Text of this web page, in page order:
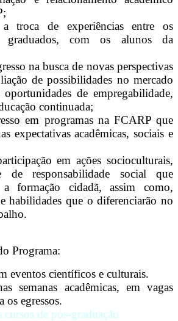
a troca de experiências entre os
graduados, com os alunos da
na busca de novas perspectivas
de possibilidades no mercado
de empregabilidade,
continuada;
em programas na FCARP que
expectativas acadêmicas, sociais e
em ações socioculturais,
de responsabilidade social que
a formação cidadã, assim como,
habilidades que o diferenciarão no
Programa:
eventos científicos e culturais.
semanas acadêmicas, em vagas
os egressos.
cursos de pós-graduação.